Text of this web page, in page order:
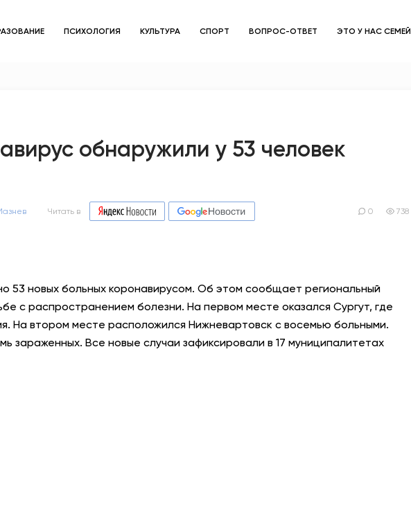
ПСИХОЛОГИЯ КУЛЬТУРА СПОРТ ВОПРОС-ОТВЕТ ЭТО У НАС
ОБРАЗОВАНИЕ
КУЛЬТУРА
ЭТО У НАС СЕМЕЙНОЕ
АНТИТЕРРОР
обнаружили у 53 человек
Читать в 0 738
53 новых больных коронавирусом. Об этом сообщает региональный
с распространением болезни. На первом месте оказался Сургут, где
На втором месте расположился Нижневартовск с восемью больными.
зараженных. Все новые случаи зафиксировали в 17 муниципалитетах